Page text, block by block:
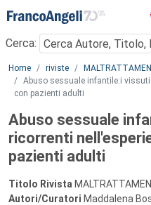
Menu
Cerca:
Main content
Home riviste
Abuso sessuale infantile:i
con pazienti adulti
Abuso sessuale
ricorrenti
pazienti adulti
Titolo Rivista
Autori/Curatori Maddalena